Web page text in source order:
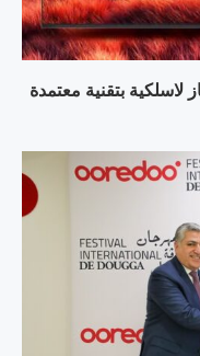
بتقنية معتمدة